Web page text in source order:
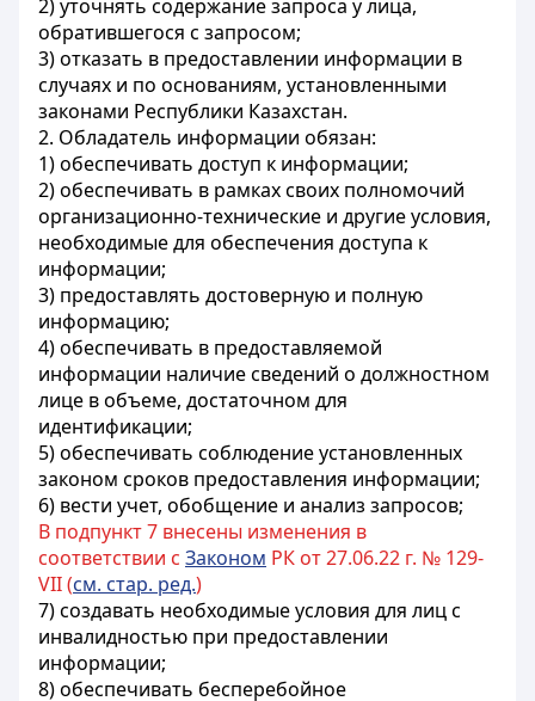
2) уточнять содержание запроса у лица,
обратившегося с запросом;
3) отказать в предоставлении информации в
случаях и по основаниям, установленными
законами Республики Казахстан.
2. Обладатель информации обязан:
1) обеспечивать доступ к информации;
2) обеспечивать в рамках своих полномочий
организационно-технические и другие условия,
необходимые для обеспечения доступа к
информации;
3) предоставлять достоверную и полную
информацию;
4) обеспечивать в предоставляемой
информации наличие сведений о должностном
лице в объеме, достаточном для
идентификации;
5) обеспечивать соблюдение установленных
законом сроков предоставления информации;
6) вести учет, обобщение и анализ запросов;
В подпункт 7 внесены изменения в
соответствии с Законом РК от 27.06.22 г. № 129-
VII (см. стар. ред.)
7) создавать необходимые условия для лиц с
инвалидностью при предоставлении
информации;
8) обеспечивать бесперебойное